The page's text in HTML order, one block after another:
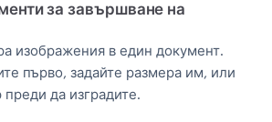
за завършване на
изображения в един документ.
първо, задайте размера им, или
да изградите.